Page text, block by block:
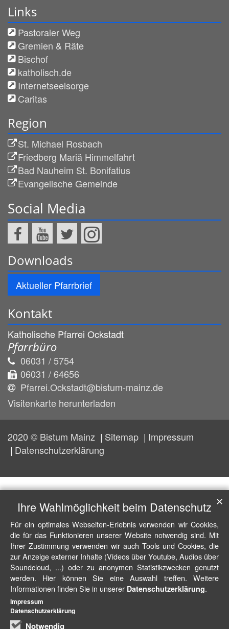
Links
Pastoraler Weg
Gremien & Räte
Bischof
katholisch.de
Internetseelsorge
Caritas
Region
St. Michael Rosbach
Friedberg Mariä Himmelfahrt
Bad Nauheim St. Bonifatius
Evangelische Gemeinde
Social Media
Downloads
Aktueller Pfarrbrief
Kontakt
Katholische Pfarrei Ockstadt
Pfarrbüro
06031 / 5754
06031 / 64656
Pfarrei.Ockstadt@bistum-mainz.de
Visitenkarte herunterladen
2020 © Bistum Mainz Sitemap
Impressum
Datenschutzerklärung
Ihre Wahlmöglichkeit beim Datenschutz
Für ein optimales Webseiten-Erlebnis verwenden wir Cookies,
die für das Funktionieren unserer Website notwendig sind. Mit
Ihrer Zustimmung verwenden wir auch Tools und Cookies, die
zur Anzeige externer Inhalte (Videos über Youtube, Audios über
Soundcloud, ...) oder zu anonymen Statistikzwecken genutzt
werden. Hier können Sie eine Auswahl treffen. Weitere
Informationen finden Sie in unserer Datenschutzerklärung.
Notwendig
✕
Impressum
Datenschutzerklärung